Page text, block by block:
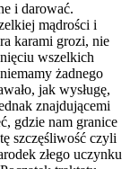
i darować.
mądrości i
karami grozi, nie
wszelkich
żadnego
jak wysługę,
znajdującemi
gdzie nam granice
szczęśliwość czyli
złego uczynku